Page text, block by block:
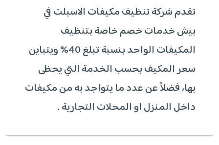
تقدم شركة تنظيف مكيفات الاسبلت في
بيش خدمات خصم خاصة بتنظيف
المكيفات الواحد بنسبة تبلغ 40% ويتباين
سعر المكيف بحسب الخدمة التي يحظى
بها، فضلاً عن عدد ما يتواجد به من مكيفات
داخل المنزل او المحلات التجارية .